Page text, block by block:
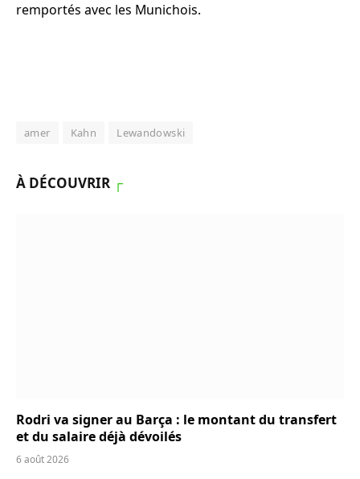
remportés avec les Munichois.
amer Kahn Lewandowski
À DÉCOUVRIR ┌
Rodri va signer au Barça : le montant du transfert
et du salaire déjà dévoilés
6 août 2026